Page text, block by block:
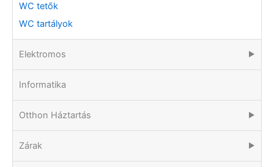
WC tetők
WC tartályok
Elektromos ▶
Informatika
Otthon Háztartás ▶
Zárak ▶